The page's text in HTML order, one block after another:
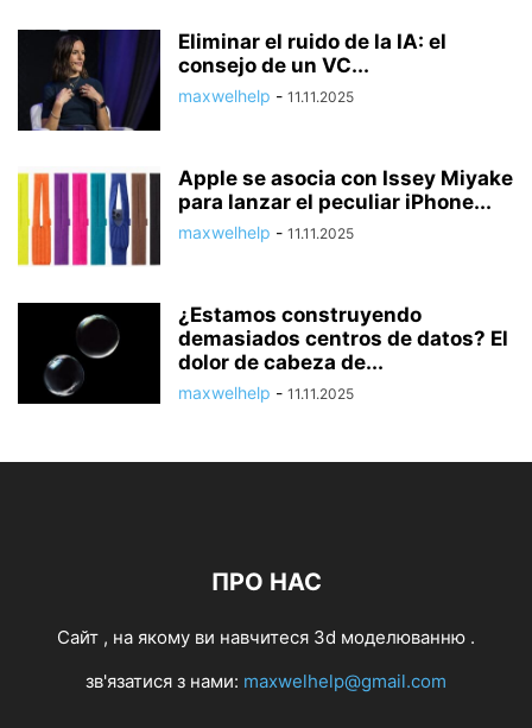
Eliminar el ruido de la IA: el
consejo de un VC...
maxwelhelp - 11.11.2025
Apple se asocia con Issey Miyake
para lanzar el peculiar iPhone...
maxwelhelp - 11.11.2025
¿Estamos construyendo
demasiados centros de datos? El
dolor de cabeza de...
maxwelhelp - 11.11.2025
ПРО НАС
Cайт , на якому ви навчитеся 3d моделюванню .
зв'язатися з нами: maxwelhelp@gmail.com